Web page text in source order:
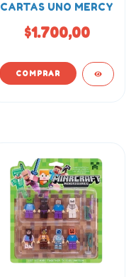
CARTAS UNO MERCY
$1.700,00